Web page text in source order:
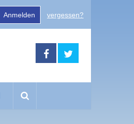
Anmelden vergessen?